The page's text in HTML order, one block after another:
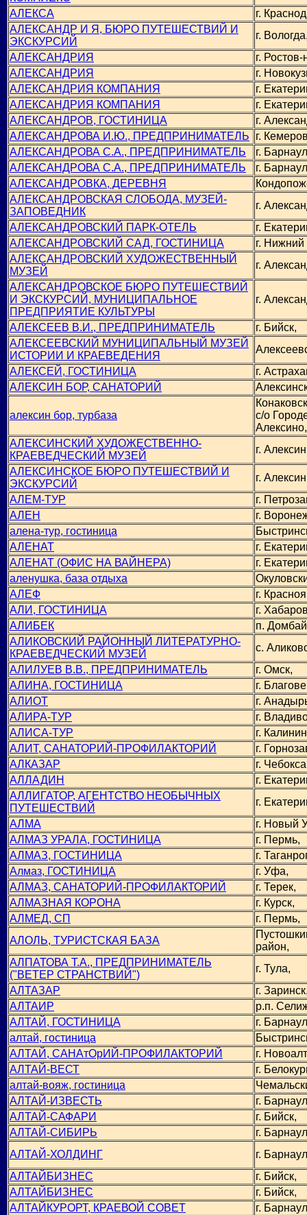
АЛЕКСА
г.
АЛЕКСАНДР И Я, БЮРО ПУТЕШЕСТВИЙ И
ЭКСКУРСИЙ
г.
АЛЕКСАНДРИЯ
г.
АЛЕКСАНДРИЯ
г.
АЛЕКСАНДРИЯ КОМПАНИЯ
г.
АЛЕКСАНДРИЯ КОМПАНИЯ
г.
АЛЕКСАНДРОВ, ГОСТИНИЦА
г.
АЛЕКСАНДРОВА И.Ю., ПРЕДПРИНИМАТЕЛЬ
г.
АЛЕКСАНДРОВА С.А., ПРЕДПРИНИМАТЕЛЬ
г.
АЛЕКСАНДРОВА С.А., ПРЕДПРИНИМАТЕЛЬ
г.
АЛЕКСАНДРОВКА, ДЕРЕВНЯ
АЛЕКСАНДРОВСКАЯ СЛОБОДА, МУЗЕЙ-
ЗАПОВЕДНИК
г.
АЛЕКСАНДРОВСКИЙ ПАРК-ОТЕЛЬ
г.
АЛЕКСАНДРОВСКИЙ САД, ГОСТИНИЦА
г.
АЛЕКСАНДРОВСКИЙ ХУДОЖЕСТВЕННЫЙ
МУЗЕЙ
г.
АЛЕКСАНДРОВСКОЕ БЮРО ПУТЕШЕСТВИЙ
И ЭКСКУРСИЙ, МУНИЦИПАЛЬНОЕ
ПРЕДПРИЯТИЕ КУЛЬТУРЫ
г.
АЛЕКСЕЕВ В.И., ПРЕДПРИНИМАТЕЛЬ
г. Бийск,
АЛЕКСЕЕВСКИЙ МУНИЦИПАЛЬНЫЙ МУЗЕЙ
ИСТОРИИ И КРАЕВЕДЕНИЯ
АЛЕКСЕЙ, ГОСТИНИЦА
г.
АЛЕКСИН БОР, САНАТОРИЙ
алексин бор, турбаза
с/о
Алексино,
АЛЕКСИНСКИЙ ХУДОЖЕСТВЕННО-
КРАЕВЕДЧЕСКИЙ МУЗЕЙ
г.
АЛЕКСИНСКОЕ БЮРО ПУТЕШЕСТВИЙ И
ЭКСКУРСИЙ
г.
АЛЕМ-ТУР
г.
АЛЕН
г.
алена-тур, гостиница
АЛЕНАТ
г.
АЛЕНАТ (ОФИС НА ВАЙНЕРА)
г.
аленушка, база отдыха
АЛЕФ
г.
АЛИ, ГОСТИНИЦА
г.
АЛИБЕК
п.
АЛИКОВСКИЙ РАЙОННЫЙ ЛИТЕРАТУРНО-
КРАЕВЕДЧЕСКИЙ МУЗЕЙ
с.
АЛИЛУЕВ В.В., ПРЕДПРИНИМАТЕЛЬ
г. Омск,
АЛИНА, ГОСТИНИЦА
г.
АЛИОТ
г.
АЛИРА-ТУР
г.
АЛИСА-ТУР
г.
АЛИТ, САНАТОРИЙ-ПРОФИЛАКТОРИЙ
г.
АЛКАЗАР
г.
АЛЛАДИН
г.
АЛЛИГАТОР, АГЕНТСТВО НЕОБЫЧНЫХ
ПУТЕШЕСТВИЙ
г.
АЛМА
г. Новый
АЛМАЗ УРАЛА, ГОСТИНИЦА
г. Пермь,
АЛМАЗ, ГОСТИНИЦА
г.
Алмаз, ГОСТИНИЦА
г. Уфа,
АЛМАЗ, САНАТОРИЙ-ПРОФИЛАКТОРИЙ
г. Терек,
АЛМАЗНАЯ КОРОНА
г. Курск,
АЛМЕД, СП
г. Пермь,
АЛОЛЬ, ТУРИСТСКАЯ БАЗА
район,
АЛПАТОВА Т.А., ПРЕДПРИНИМАТЕЛЬ
("ВЕТЕР СТРАНСТВИЙ")
г. Тула,
АЛТАЗАР
г.
АЛТАИР
р.п.
АЛТАЙ, ГОСТИНИЦА
г.
алтай, гостиница
АЛТАЙ, САНАтОрИЙ-ПРОФИЛАКТОРИЙ
г.
АЛТАЙ-ВЕСТ
г.
алтай-вояж, гостиница
АЛТАЙ-ИЗВЕСТЬ
г.
АЛТАЙ-САФАРИ
г. Бийск,
АЛТАЙ-СИБИРЬ
г.
АЛТАЙ-ХОЛДИНГ
г.
АЛТАЙБИЗНЕС
г. Бийск,
АЛТАЙБИЗНЕС
г. Бийск,
АЛТАЙКУРОРТ, КРАЕВОЙ СОВЕТ
г.